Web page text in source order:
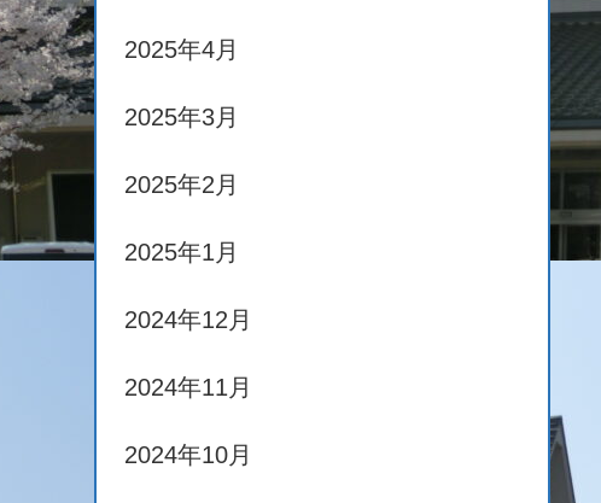
2025年4月
2025年3月
2025年2月
2025年1月
2024年12月
2024年11月
2024年10月